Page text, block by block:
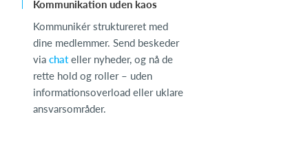
Kommunikation uden kaos
Kommunikér struktureret med
dine medlemmer. Send beskeder
via chateller nyheder, og nå de
rette hold og roller – uden
informationsoverload eller uklare
ansvarsområder.